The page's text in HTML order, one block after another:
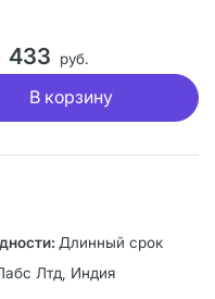
433 руб.
В корзину
Длинный срок
Лтд, Индия